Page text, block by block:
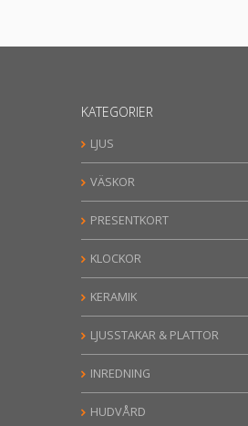
KATEGORIER
LJUS
VÄSKOR
PRESENTKORT
KLOCKOR
KERAMIK
LJUSSTAKAR & PLATTOR
INREDNING
HUDVÅRD